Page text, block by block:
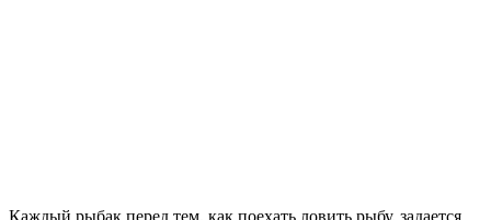
Каждый рыбак перед тем, как поехать ловить рыбу, задается